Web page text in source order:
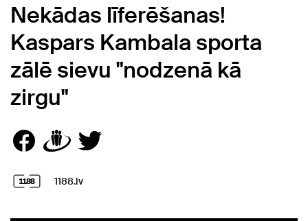
Nekādas līferēšanas!
Kaspars Kambala sporta
zālē sievu "nodzenā kā
zirgu"
1188.lv